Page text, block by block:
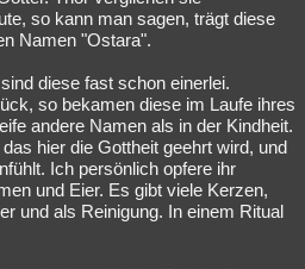
so kann man sagen, trägt diese
Namen "Ostara".
diese fast schon einerlei.
so bekamen diese im Laufe ihres
andere Namen als in der Kindheit.
hier die Gottheit geehrt wird, und
Ich persönlich opfere ihr
und Eier. Es gibt viele Kerzen,
und als Reinigung. In einem Ritual